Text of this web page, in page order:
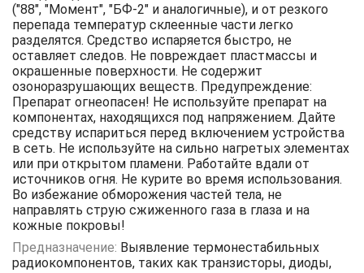
("88", "Момент", "БФ-2" и аналогичные), и от резкого
перепада температур склеенные части легко
разделятся. Средство испаряется быстро, не
оставляет следов. Не повреждает пластмассы и
окрашенные поверхности. Не содержит
озоноразрушающих веществ. Предупреждение:
Препарат огнеопасен! Не используйте препарат на
компонентах, находящихся под напряжением. Дайте
средству испариться перед включением устройства
в сеть. Не используйте на сильно нагретых элементах
или при открытом пламени. Работайте вдали от
источников огня. Не курите во время использования.
Во избежание обморожения частей тела, не
направлять струю сжиженного газа в глаза и на
кожные покровы!
Предназначение: Выявление термонестабильных
радиокомпонентов, таких как транзисторы, диоды,